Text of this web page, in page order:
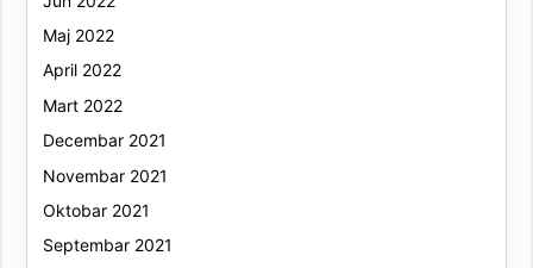
Maj 2022
April 2022
Mart 2022
Decembar 2021
Novembar 2021
Oktobar 2021
Septembar 2021